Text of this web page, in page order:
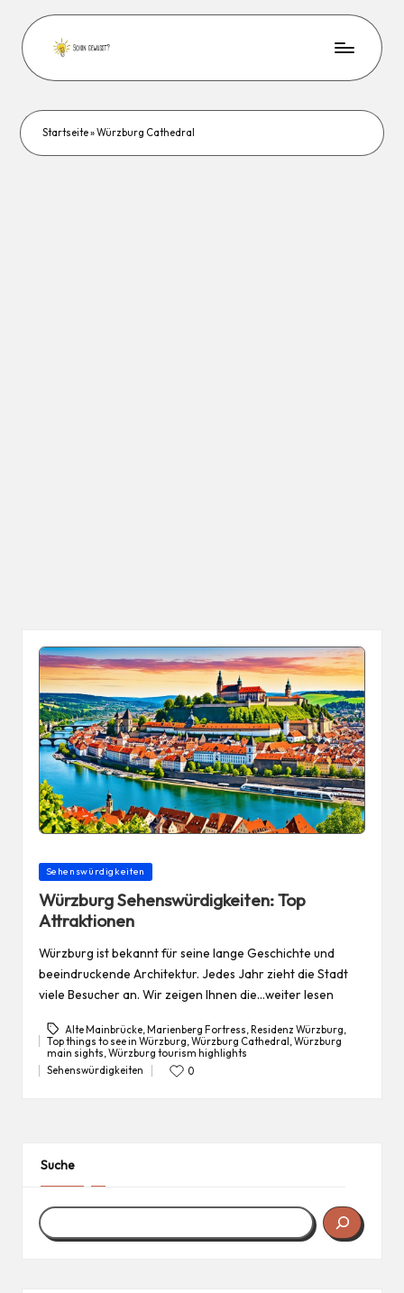
Startseite»Würzburg Cathedral
Posted
Sehenswürdigkeiten
Würzburg Sehenswürdigkeiten: Top
Attraktionen
Würzburg ist bekannt für seine lange Geschichte und
beeindruckende Architektur. Jedes Jahr zieht die Stadt
viele Besucher an. Wir zeigen Ihnen die…weiter lesen
Tags:
Alte Mainbrücke, Marienberg Fortress Residenz Würzburg
Top things to see in Würzburg Würzburg Cathedral Würzburg
main sights Würzburg tourism highlights
Posted
Sehenswürdigkeiten 0
Suche